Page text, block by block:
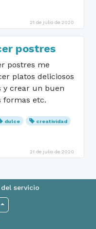
21 de julio de 2020
postres
postres me
platos deliciosos
y crear un buen
formas etc.
dulce
creatividad
21 de julio de 2020
servicio